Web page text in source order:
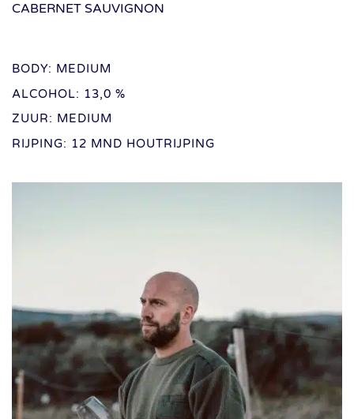
CABERNET SAUVIGNON
BODY: MEDIUM
ALCOHOL: 13,0 %
ZUUR: MEDIUM
RIJPING: 12 MND HOUTRIJPING